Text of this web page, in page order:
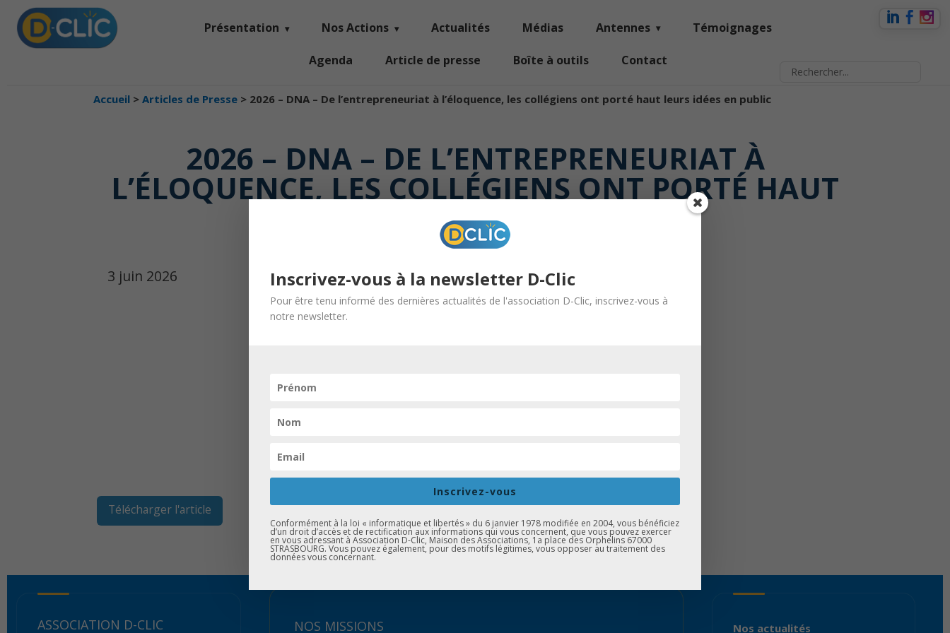
Présentation Nos Actions Actualités Médias Antennes Témoignages
Agenda Article de presse Boîte à outils Contact
Accueil > Articles de Presse > 2026 – DNA – De l’entrepreneuriat à l’éloquence, les collégiens ont porté haut leurs idées en public
2026 – DNA – DE L’ENTREPRENEURIAT À
L’ÉLOQUENCE, LES COLLÉGIENS ONT PORTÉ HAUT
LEURS IDÉES EN PUBLIC
3 juin 2026
Télécharger l'article
ASSOCIATION D-CLIC NOS MISSIONS Nos actualités
Inscrivez-vous à la newsletter D-Clic
Pour être tenu informé des dernières actualités de l'association D-Clic, inscrivez-vous à
notre newsletter.
Inscrivez-vous
Conformément à la loi « informatique et libertés » du 6 janvier 1978 modifiée en 2004, vous bénéficiez
d’un droit d’accès et de rectification aux informations qui vous concernent, que vous pouvez exercer
en vous adressant à Association D-Clic, Maison des Associations, 1a place des Orphelins 67000
STRASBOURG. Vous pouvez également, pour des motifs légitimes, vous opposer au traitement des
données vous concernant.